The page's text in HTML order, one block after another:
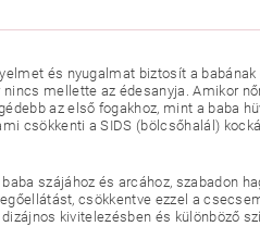
és nyugalmat biztosít a
mellette az édesanyja. Amikor
az első fogakhoz, mint a baba
csökkenti a SIDS (bölcsőhalál)
szájához és arcához, szabadon
csökkentve ezzel a
kivitelezésben és különböző